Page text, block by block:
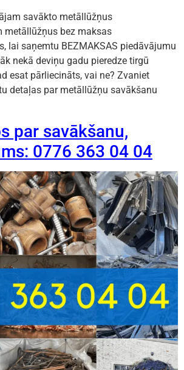
savākto metāllūžņus
metāllūžņus bez maksas
lai saņemtu BEZMAKSAS piedāvājumu
nekā deviņu gadu pieredze tirgū
esat pārliecināts, vai ne? Zvaniet
detaļas par metāllūžņu savākšanu
par savākšanu,
0776 363 04 04